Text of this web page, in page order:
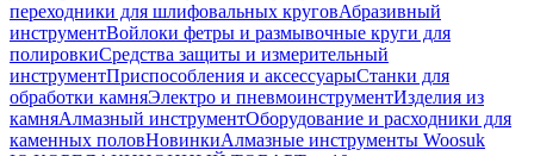
переходники для шлифовальных круговАбразивный
инструментВойлоки фетры и размывочные круги для
полировкиСредства защиты и измерительный
инструментПриспособления и аксессуарыСтанки для
обработки камняЭлектро и пневмоинструментИзделия из
камняАлмазный инструментОборудование и расходники для
каменных половНовинкиАлмазные инструменты Woosuk